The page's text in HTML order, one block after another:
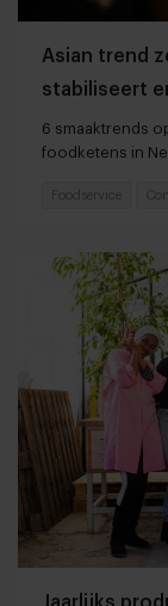
Asian trend
stabiliseert
6 smaaktrends
foodketens in
Foodservice